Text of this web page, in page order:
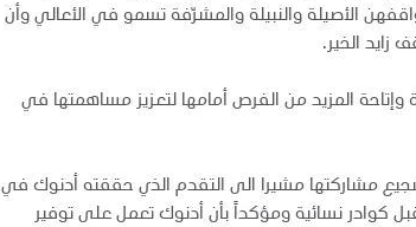
الأصيلة والنبيلة والمشرّفة تسمو في الأعالي وأن
زايد الخير.
وإتاحة المزيد من الفرص أمامها لتعزيز مساهمتها في
مشاركتها مشيرا الى التقدم الذي حققته أدنوك في
كوادر نسائية ومؤكداً بأن أدنوك تعمل على توفير